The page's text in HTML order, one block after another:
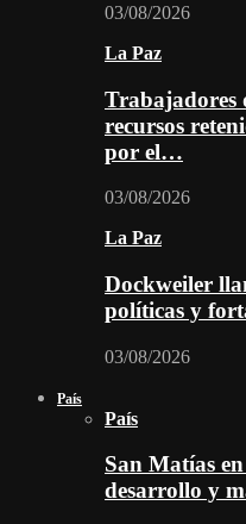
03/08/2026
La Paz
Trabajadores
recursos
por el…
03/08/2026
La Paz
Dockweiler
políticas y
03/08/2026
País
País
San Matías
desarrollo y